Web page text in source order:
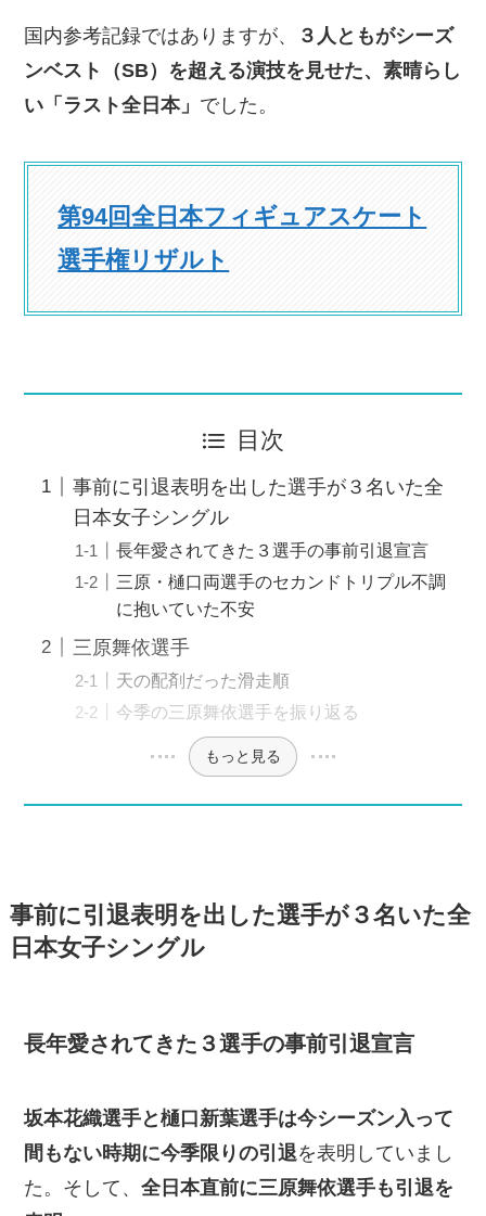
国内参考記録ではありますが、
３人ともがシーズ
ンベスト（SB）を超える演技を見せた、素晴らし
い「ラスト全日本」 でした。
第94回全日本フィギュアスケート
選手権リザルト
目次
事前に引退表明を出した選手が３名いた全
日本女子シングル
長年愛されてきた３選手の事前引退宣言
三原・樋口両選手のセカンドトリプル不調
に抱いていた不安
三原舞依選手
天の配剤だった滑走順
今季の三原舞依選手を振り返る
もっと見る
事前に引退表明を出した選手が３名いた全
日本女子シングル
長年愛されてきた３選手の事前引退宣言
坂本花織選手と樋口新葉選手は今シーズン入って
間もない時期に今季限りの引退を表明していまし
た。そして、全日本直前に三原舞依選手も引退を